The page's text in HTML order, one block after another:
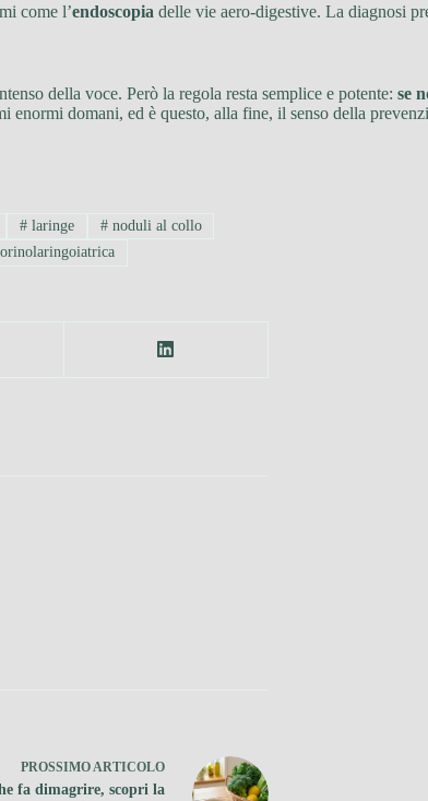
come l’endoscopia delle vie aero-digestive. La diagnosi
della voce. Però la regola resta semplice e potente: se
domani, ed è questo, alla fine, il senso della
#laringе #noduli al collo
PROSSIMO ARTICOLO
fa dimagrire, scopri la